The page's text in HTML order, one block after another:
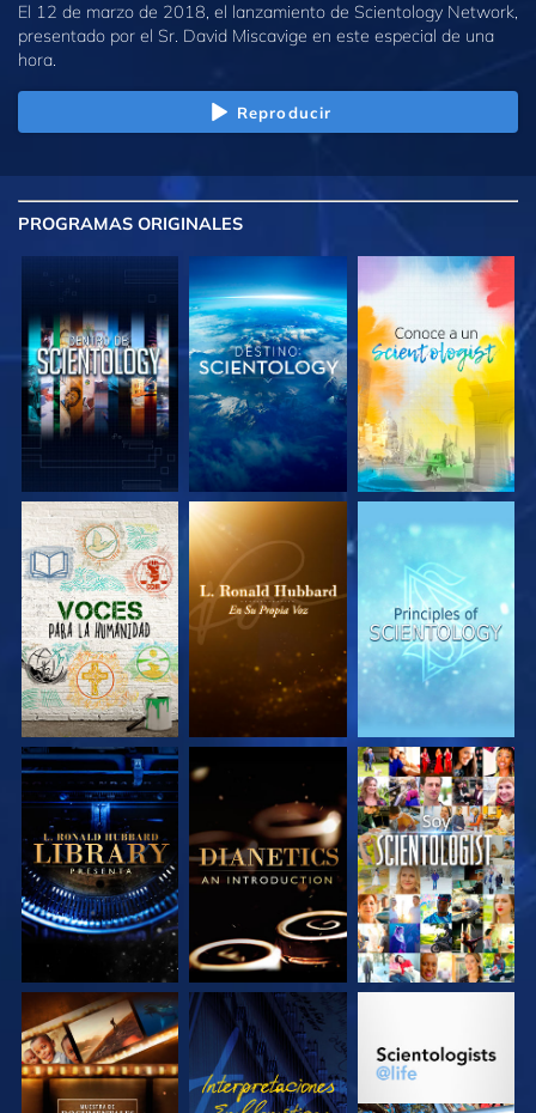
El 12 de marzo de 2018, el lanzamiento de Scientology Network,
presentado por el Sr. David Miscavige en este especial de una
hora.
Reproducir
PROGRAMAS ORIGINALES
EXPLORA LAS
SERIES
EXPLORA LAS
SERIES
EXPLORA LAS
SERIES
EXPLORA LAS
SERIES
EXPLORA LAS
SERIES
VE
EXPLORA LAS
SERIES
VE
EXPLORA LAS